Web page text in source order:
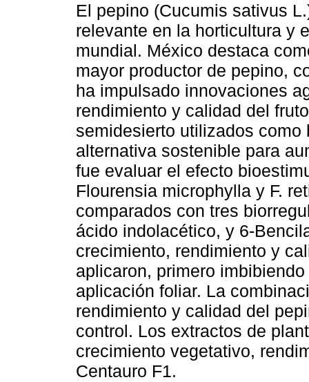
El pepino (Cucumis sativus
relevante en la horticultura y
mundial. México destaca
mayor productor de pepino,
ha impulsado innovaciones
rendimiento y calidad del
semidesierto utilizados
alternativa sostenible para
fue evaluar el efecto
Flourensia microphylla y F.
comparados con tres
ácido indolacético, y 6-
crecimiento, rendimiento y
aplicaron, primero
aplicación foliar. La
rendimiento y calidad del
control. Los extractos de
crecimiento vegetativo,
Centauro F1.